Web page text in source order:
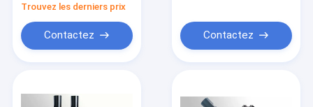
Trouvez les derniers prix
Contactez Contactez